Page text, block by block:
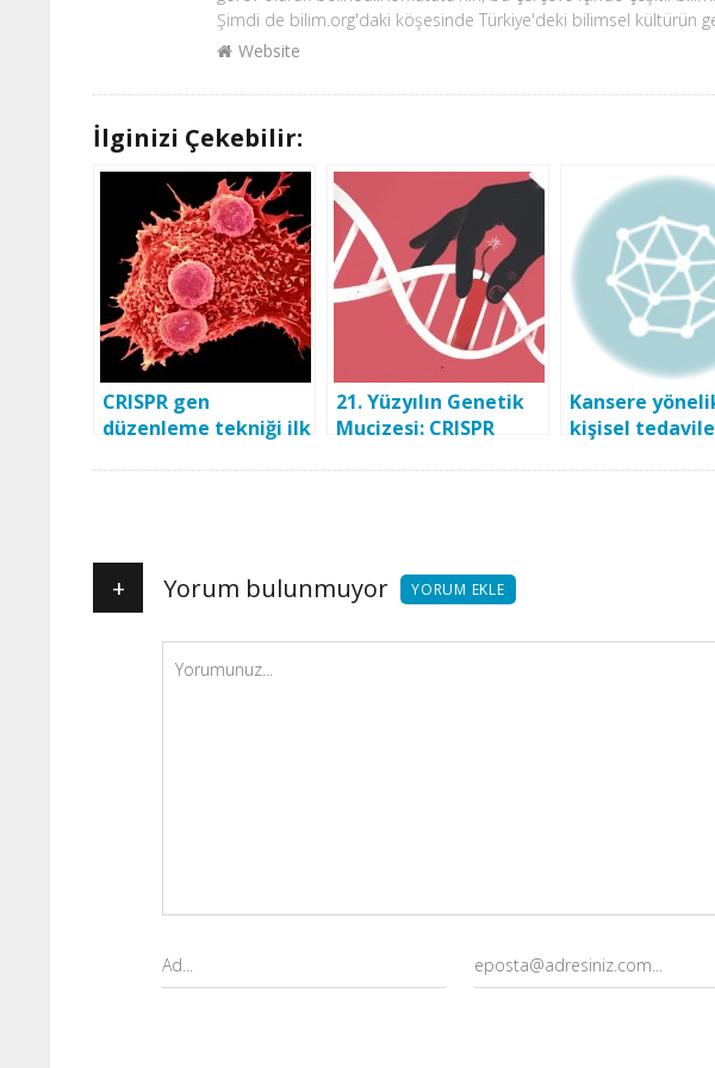
Şimdi de bilim.org'daki köşesinde Türkiye'deki bilimsel kültürün
Website
İlginizi Çekebilir:
CRISPR gen
düzenleme tekniği ilk
uygulandı
21. Yüzyılın Genetik
Mucizesi: CRISPR
Kansere
kişisel
bir yaklaşım
+ Yorum bulunmuyor YORUM EKLE